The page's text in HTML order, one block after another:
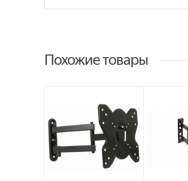
Похожие товары